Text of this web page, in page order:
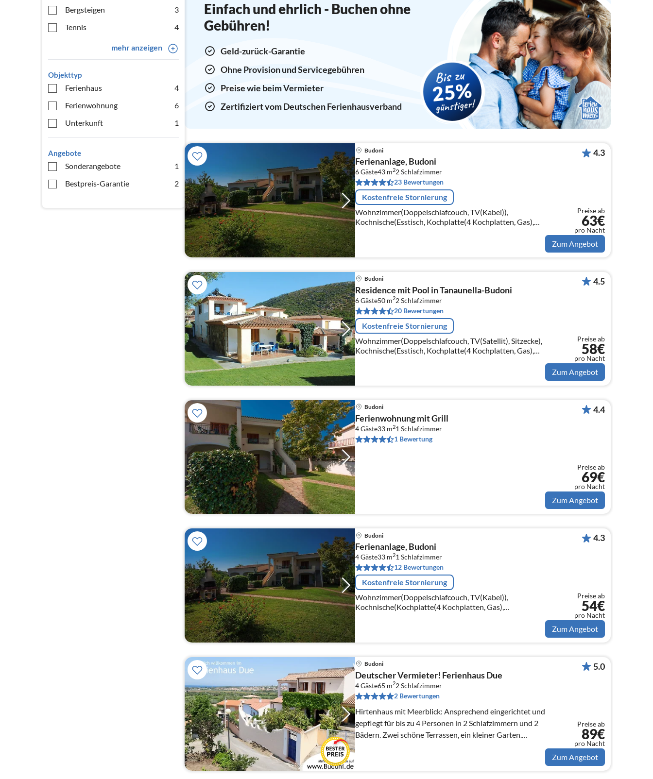
Bergsteigen
3
Tennis
4
mehr anzeigen
Objekttyp
Ferienhaus
4
Ferienwohnung
6
Unterkunft
1
Angebote
Sonderangebote
1
Bestpreis-Garantie
2
Einfach und ehrlich - Buchen ohne
Gebühren!
Geld-zurück-Garantie
Ohne Provision und Servicegebühren
Preise wie beim Vermieter
Zertifiziert vom Deutschen Ferienhausverband
Budoni
Ferienanlage, Budoni
6 Gäste43 m22Schlafzimmer
23 Bewertungen
Kostenfreie Stornierung
Wohnzimmer(Doppelschlafcouch, TV(Kabel)),
Kochnische(Esstisch, Kochplatte(4 Kochplatten, Gas),
4.3
Preise ab
63€
pro Nacht
Zum Angebot
Budoni
Residence mit Pool in Tanaunella-Budoni
6 Gäste50 m22Schlafzimmer
20 Bewertungen
Kostenfreie Stornierung
Wohnzimmer(Doppelschlafcouch, TV(Satellit), Sitzecke),
Kochnische(Esstisch, Kochplatte(4 Kochplatten, Gas),
Wasserkocher, Toaster, Backofen,
4.5
Preise ab
58€
pro Nacht
Zum Angebot
Budoni
Ferienwohnung mit Grill
4 Gäste33 m21 Schlafzimmer
1 Bewertung
4.4
Preise ab
69€
pro Nacht
Zum Angebot
Budoni
Ferienanlage, Budoni
4 Gäste33 m21 Schlafzimmer
12 Bewertungen
Kostenfreie Stornierung
Wohnzimmer(Doppelschlafcouch, TV(Kabel)),
Kochnische(Kochplatte(4 Kochplatten, Gas),
Wasserkocher, Toaster, Mikrowelle, Spülmaschine,
Kühl-/Gefrierkombination)
4.3
Preise ab
54€
pro Nacht
Zum Angebot
Budoni
Deutscher Vermieter! Ferienhaus Due
4 Gäste65 m22Schlafzimmer
2 Bewertungen
Hirtenhaus mit Meerblick: Ansprechend eingerichtet und
gepflegt für bis zu 4 Personen in 2 Schlafzimmern und 2
Bädern. Zwei schöne Terrassen, ein kleiner Garten.
Wunderbar!
5.0
Preise ab
89€
pro Nacht
Zum Angebot